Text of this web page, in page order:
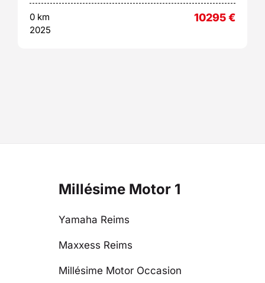
0 km
2025
10295€
Millésime Motor 1
Yamaha Reims
Maxxess Reims
Millésime Motor Occasion